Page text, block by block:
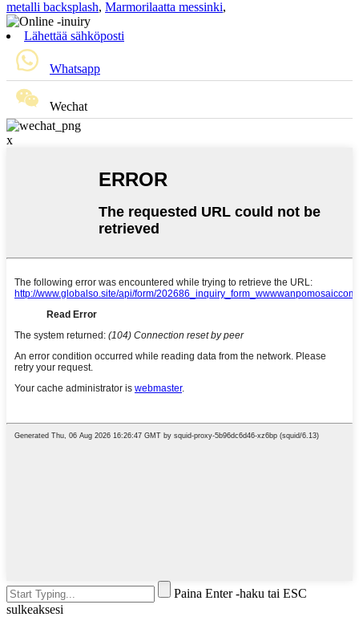
metalli backsplash, Marmorilaatta messinki,
Lähettää sähköposti
Whatsapp
Wechat
x
Paina Enter -haku tai ESC
sulkeaksesi